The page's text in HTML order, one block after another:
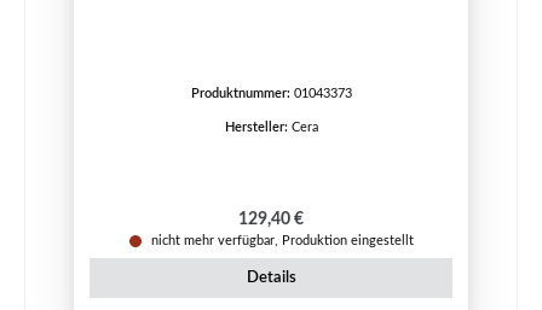
Produktnummer: 01043373
Hersteller: Cera
Regulärer Preis:
129,40 €
nicht mehr verfügbar, Produktion eingestellt
Details